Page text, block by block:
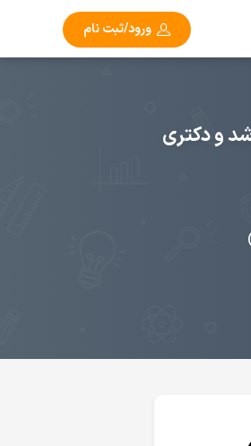
ورود/ثبت نام
و دکتری